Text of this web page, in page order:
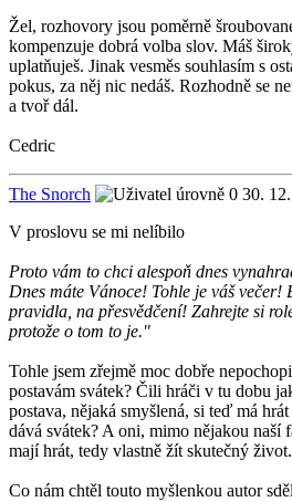
Žel, rozhovory jsou poměrně
kompenzuje dobrá volba slov. Máš
uplatňuješ. Jinak vesměs souhlasím s
pokus, za něj nic nedáš. Rozhodně se
a tvoř dál.
Cedric
The Snorch
30.
V proslovu se mi nelíbilo
Proto vám to chci alespoň dnes
Dnes máte Vánoce! Tohle je váš večer!
pravidla, na přesvědčení! Zahrejte si
protože o tom to je."
Tohle jsem zřejmě moc dobře
postavám svátek? Čili hráči v tu dobu
postava, nějaká smyšlená, si teď má
dává svátek? A oni, mimo nějakou naší
mají hrát, tedy vlastně žít skutečný
Co nám chtěl touto myšlenkou autor